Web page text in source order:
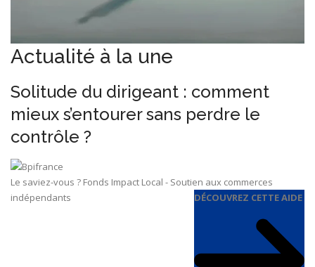
Actualité à la une
Solitude du dirigeant : comment
mieux s’entourer sans perdre le
contrôle ?
Le saviez-vous ? Fonds Impact Local - Soutien aux commerces
indépendants
DÉCOUVREZ CETTE AIDE